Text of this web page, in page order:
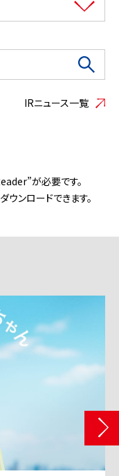
IRニュース一覧
が必要です。
ンロードできます。